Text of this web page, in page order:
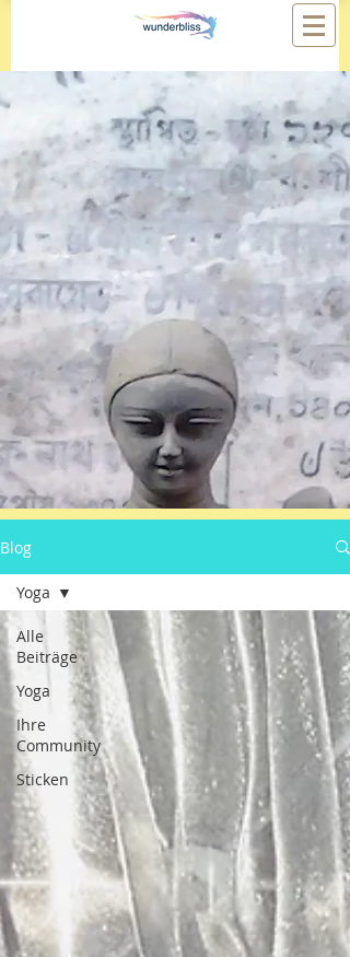
Blog
Alle
Beiträge
Yoga
Ihre
Community
Sticken
Yoga